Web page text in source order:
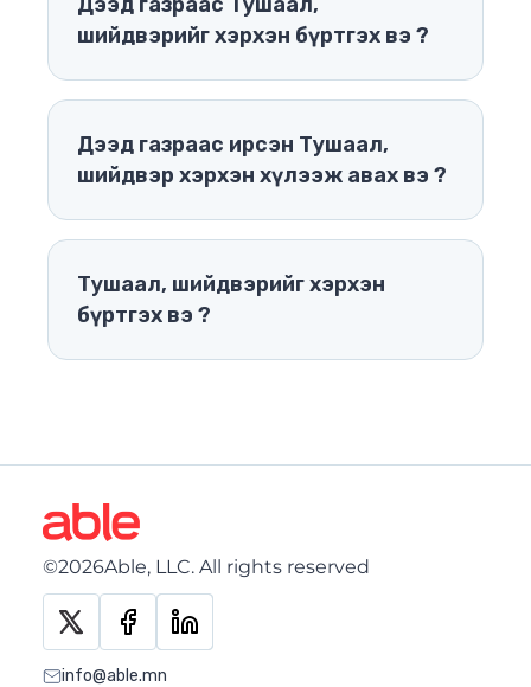
шийдвэрийг хэрхэн бүртгэх вэ ?
Дээд газраас ирсэн Тушаал,
шийдвэр хэрхэн хүлээж авах вэ ?
Тушаал, шийдвэрийг хэрхэн
бүртгэх вэ ?
©2026Able, LLC. All rights reserved
info@able.mn